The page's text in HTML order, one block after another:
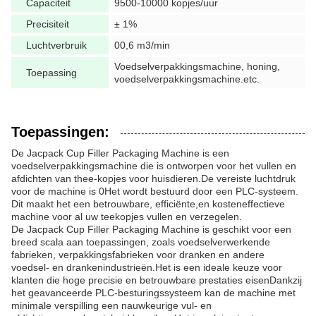
Capaciteit
9500-10000 kopjes/uur
Precisiteit
± 1%
Luchtverbruik
00,6 m3/min
Toepassing
Voedselverpakkingsmachine, honing,
voedselverpakkingsmachine.etc.
Toepassingen:
De Jacpack Cup Filler Packaging Machine is een
voedselverpakkingsmachine die is ontworpen voor het vullen en
afdichten van thee-kopjes voor huisdieren.De vereiste luchtdruk
voor de machine is 0Het wordt bestuurd door een PLC-systeem.
Dit maakt het een betrouwbare, efficiënte,en kosteneffectieve
machine voor al uw teekopjes vullen en verzegelen.
De Jacpack Cup Filler Packaging Machine is geschikt voor een
breed scala aan toepassingen, zoals voedselverwerkende
fabrieken, verpakkingsfabrieken voor dranken en andere
voedsel- en drankenindustrieën.Het is een ideale keuze voor
klanten die hoge precisie en betrouwbare prestaties eisenDankzij
het geavanceerde PLC-besturingssysteem kan de machine met
minimale verspilling een nauwkeurige vul- en